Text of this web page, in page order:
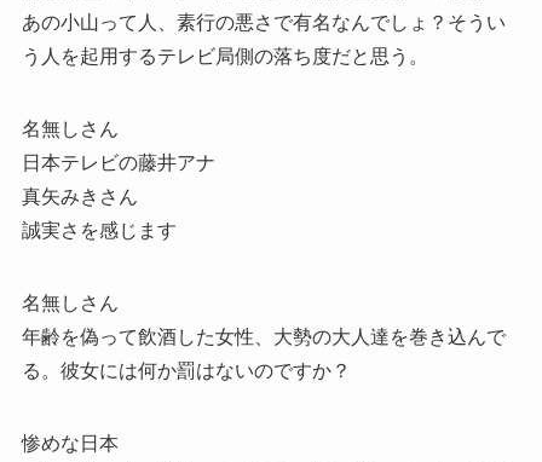
あの小山って人、素行の悪さで有名なんでしょ？そうい
う人を起用するテレビ局側の落ち度だと思う。
名無しさん
日本テレビの藤井アナ
真矢みきさん
誠実さを感じます
名無しさん
年齢を偽って飲酒した女性、大勢の大人達を巻き込んで
る。彼女には何か罰はないのですか？
惨めな日本